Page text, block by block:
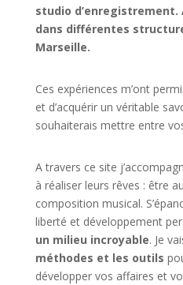
studio
dans différentes
Marseille.
Ces expériences m’ont
et d’acquérir un véritable
souhaiterais mettre entre
A travers ce site
à réaliser leurs rêves : être
composition musical.
liberté et développement
un milieu incroyable. Je
méthodes et les outils
développer vos affaires et